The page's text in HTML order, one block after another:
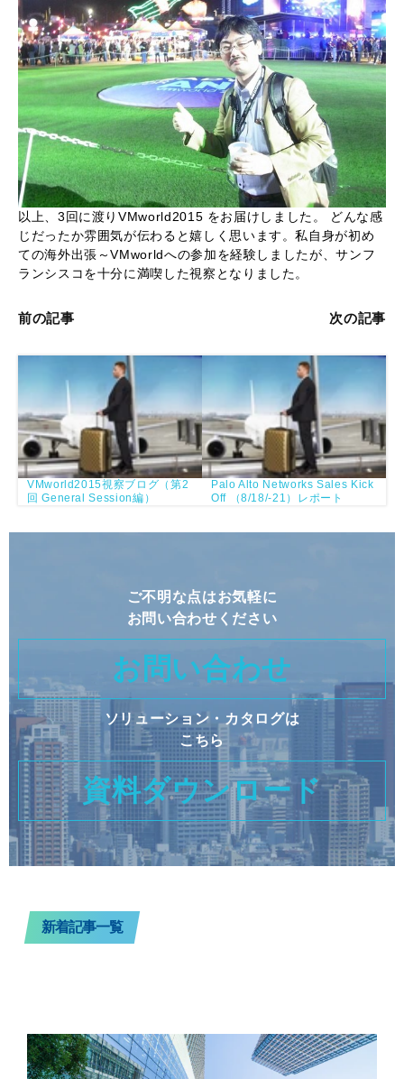
以上、3回に渡りVMworld2015 をお届けしました。 どんな感
じだったか雰囲気が伝わると嬉しく思います。私自身が初め
ての海外出張～VMworldへの参加を経験しましたが、サンフ
ランシスコを十分に満喫した視察となりました。
前の記事
VMworld2015視察ブログ（第2
回 General Session編）
次の記事
Palo Alto Networks Sales Kick
Off （8/18/-21）レポート
ご不明な点はお気軽に
お問い合わせください
お問い合わせ
ソリューション・カタログは
こちら
資料ダウンロード
新着記事一覧